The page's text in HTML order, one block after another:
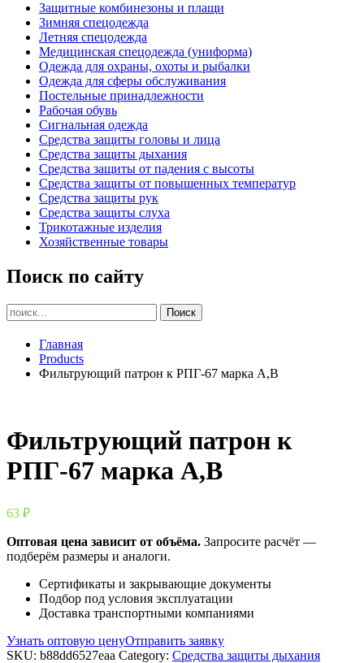
Защитные комбинезоны и плащи
Зимняя спецодежда
Летняя спецодежда
Медицинская спецодежда (униформа)
Одежда для охраны, охоты и рыбалки
Одежда для сферы обслуживания
Постельные принадлежности
Рабочая обувь
Сигнальная одежда
Средства защиты головы и лица
Средства защиты дыхания
Средства защиты от падения с высоты
Средства защиты от повышенных температур
Средства защиты рук
Средства защиты слуха
Трикотажные изделия
Хозяйственные товары
Поиск по сайту
Главная
Products
Фильтрующий патрон к РПГ-67 марка А,В
Фильтрующий патрон к
РПГ-67 марка А,В
63 ₽
Оптовая цена зависит от объёма. Запросите расчёт —
подберём размеры и аналоги.
Сертификаты и закрывающие документы
Подбор под условия эксплуатации
Доставка транспортными компаниями
Узнать оптовую ценуОтправить заявку
SKU: b88dd6527eaa Category: Средства защиты дыхания